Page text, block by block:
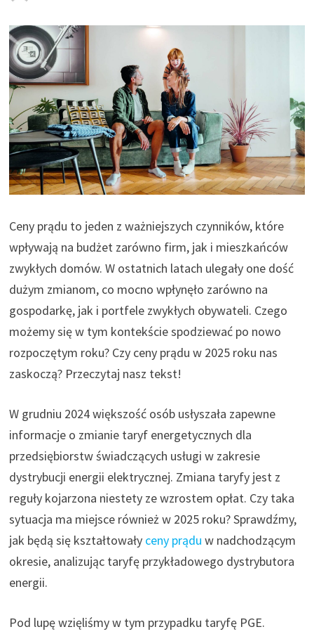
Ceny prądu to jeden z ważniejszych czynników, które
wpływają na budżet zarówno firm, jak i mieszkańców
zwykłych domów. W ostatnich latach ulegały one dość
dużym zmianom, co mocno wpłynęło zarówno na
gospodarkę, jak i portfele zwykłych obywateli. Czego
możemy się w tym kontekście spodziewać po nowo
rozpoczętym roku? Czy ceny prądu w 2025 roku nas
zaskoczą? Przeczytaj nasz tekst!
W grudniu 2024 większość osób usłyszała zapewne
informacje o zmianie taryf energetycznych dla
przedsiębiorstw świadczących usługi w zakresie
dystrybucji energii elektrycznej. Zmiana taryfy jest z
reguły kojarzona niestety ze wzrostem opłat. Czy taka
sytuacja ma miejsce również w 2025 roku? Sprawdźmy,
jak będą się kształtowały ceny prądu w nadchodzącym
okresie, analizując taryfę przykładowego dystrybutora
energii.
Pod lupę wzięliśmy w tym przypadku taryfę PGE.